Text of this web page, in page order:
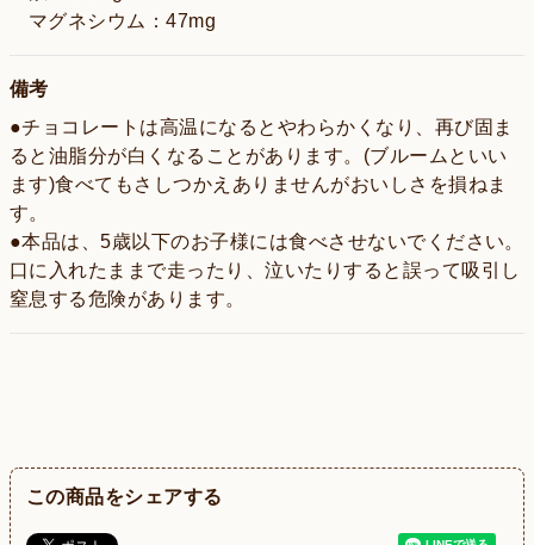
マグネシウム：47mg
備考
●チョコレートは高温になるとやわらかくなり、再び固ま
ると油脂分が白くなることがあります。(ブルームといい
ます)食べてもさしつかえありませんがおいしさを損ねま
す。
●本品は、5歳以下のお子様には食べさせないでください。
口に入れたままで走ったり、泣いたりすると誤って吸引し
窒息する危険があります。
この商品をシェアする